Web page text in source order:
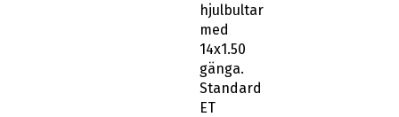
hjulbultar
med
14x1.50
gänga.
Standard
ET